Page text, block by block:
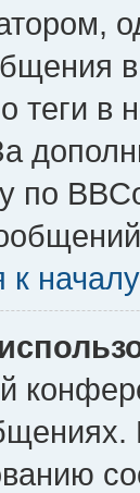
теги в
по
к началу